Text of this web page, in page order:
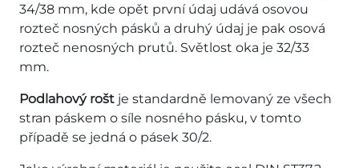
34/38 mm, kde opět první údaj udává osovou
rozteč nosných pásků a druhý údaj je pak osová
rozteč nenosných prutů. Světlost oka je 32/33
mm.
Podlahový rošt je standardně lemovaný ze všech
stran páskem o síle nosného pásku, v tomto
případě se jedná o pásek 30/2.